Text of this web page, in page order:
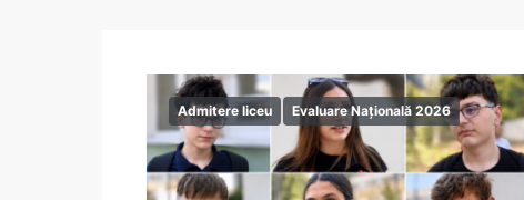
Admitere liceu Evaluare Națională 2026